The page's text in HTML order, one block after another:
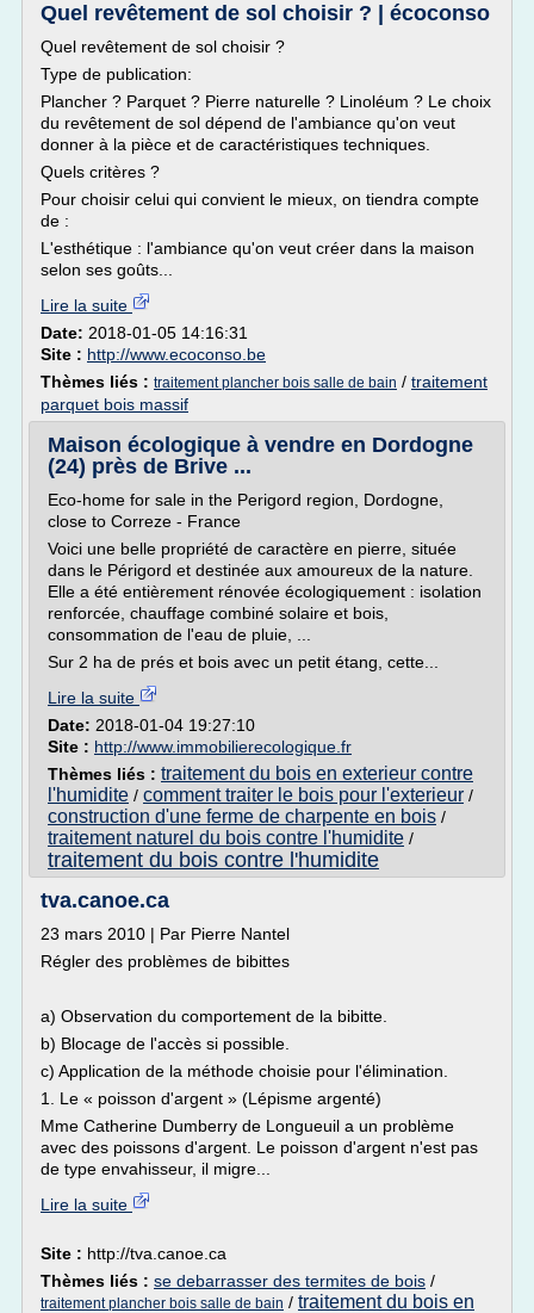
Quel revêtement de sol choisir ? | écoconso
Quel revêtement de sol choisir ?
Type de publication:
Plancher ? Parquet ? Pierre naturelle ? Linoléum ? Le choix
du revêtement de sol dépend de l'ambiance qu'on veut
donner à la pièce et de caractéristiques techniques.
Quels critères ?
Pour choisir celui qui convient le mieux, on tiendra compte
de :
L'esthétique : l'ambiance qu'on veut créer dans la maison
selon ses goûts...
Lire la suite
Date: 2018-01-05 14:16:31
Site : http://www.ecoconso.be
Thèmes liés : traitement plancher bois salle de bain / traitement
parquet bois massif
Maison écologique à vendre en Dordogne
(24) près de Brive ...
Eco-home for sale in the Perigord region, Dordogne,
close to Correze - France
Voici une belle propriété de caractère en pierre, située
dans le Périgord et destinée aux amoureux de la nature.
Elle a été entièrement rénovée écologiquement : isolation
renforcée, chauffage combiné solaire et bois,
consommation de l'eau de pluie, ...
Sur 2 ha de prés et bois avec un petit étang, cette...
Lire la suite
Date: 2018-01-04 19:27:10
Site : http://www.immobilierecologique.fr
Thèmes liés : traitement du bois en exterieur contre
l'humidite / comment traiter le bois pour l'exterieur /
construction d'une ferme de charpente en bois /
traitement naturel du bois contre l'humidite /
traitement du bois contre l'humidite
tva.canoe.ca
23 mars 2010 | Par Pierre Nantel
Régler des problèmes de bibittes
a) Observation du comportement de la bibitte.
b) Blocage de l'accès si possible.
c) Application de la méthode choisie pour l'élimination.
1. Le « poisson d'argent » (Lépisme argenté)
Mme Catherine Dumberry de Longueuil a un problème
avec des poissons d'argent. Le poisson d'argent n'est pas
de type envahisseur, il migre...
Lire la suite
Site : http://tva.canoe.ca
Thèmes liés : se debarrasser des termites de bois /
traitement plancher bois salle de bain / traitement du bois en